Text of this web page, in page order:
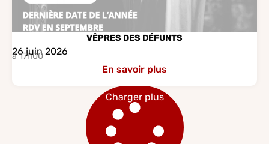
VÊPRES DES DÉFUNTS
26 juin 2026
à 17h00
En savoir plus
Charger plus